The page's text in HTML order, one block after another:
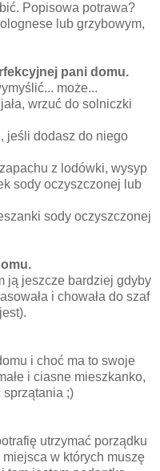
Popisowa potrawa?
lub grzybowym,
pani domu.
może...
wrzuć do solniczki
jeśli dodasz do niego
z lodówki, wysyp
sody oczyszczonej lub
sody oczyszczonej
ją jeszcze bardziej gdyby
i chowała do szaf
i choć ma to swoje
i ciasne mieszkanko,
sprzątania ;)
utrzymać porządku
w których muszę